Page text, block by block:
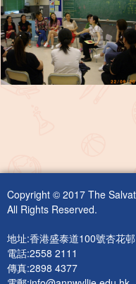
Copyright © 2017 The
All Rights Reserved.
地址:香港盛泰道100號杏花邨
電話:2558 2111
傳真:2898 4377